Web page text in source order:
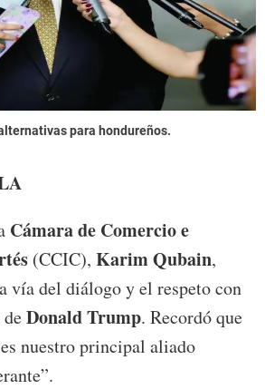
para hondureños.
Cámara de Comercio e
(CCIC), Karim Qubain,
vía del diálogo y el respeto con
Donald Trump. Recordó que
es nuestro principal aliado